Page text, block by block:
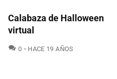
Calabaza de Halloween
virtual
0 COMENTARIOS
HACE 19 AÑOS